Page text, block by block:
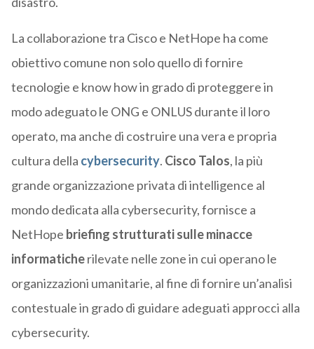
La collaborazione tra Cisco e NetHope ha come
obiettivo comune non solo quello di fornire
tecnologie e know how in grado di proteggere in
modo adeguato le ONG e ONLUS durante il loro
operato, ma anche di costruire una vera e propria
cultura della cybersecurity. Cisco Talos, la più
grande organizzazione privata di intelligence al
mondo dedicata alla cybersecurity, fornisce a
NetHope briefing strutturati sulle minacce
informaticherilevate nelle zone in cui operano le
organizzazioni umanitarie, al fine di fornire un’analisi
contestuale in grado di guidare adeguati approcci alla
cybersecurity.